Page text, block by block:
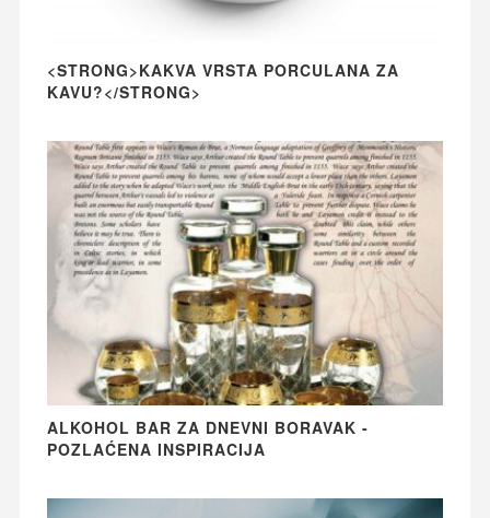
<STRONG>KAKVA VRSTA PORCULANA ZA
KAVU?</STRONG>
ALKOHOL BAR ZA DNEVNI BORAVAK -
POZLAĆENA INSPIRACIJA